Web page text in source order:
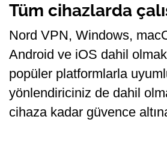
Tüm cihazlarda
Nord VPN, Windows,
Android ve iOS dahil
popüler platformlarla
yönlendiriciniz de dahil
cihaza kadar güvence